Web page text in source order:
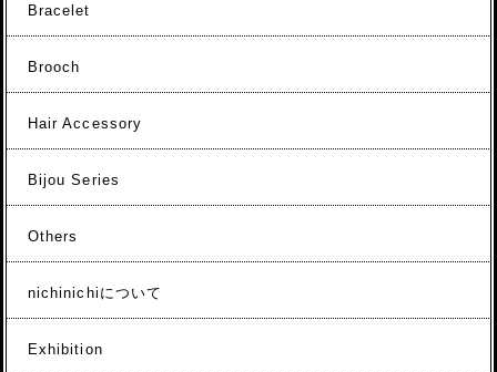
Bracelet
Brooch
Hair Accessory
Bijou Series
Others
nichinichiについて
Exhibition